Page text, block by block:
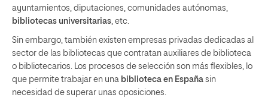
ayuntamientos, diputaciones, comunidades autónomas,
bibliotecas universitarias, etc.
Sin embargo, también existen empresas privadas dedicadas al
sector de las bibliotecas que contratan auxiliares de biblioteca
o bibliotecarios. Los procesos de selección son más flexibles, lo
que permite trabajar en una biblioteca en España sin
necesidad de superar unas oposiciones.